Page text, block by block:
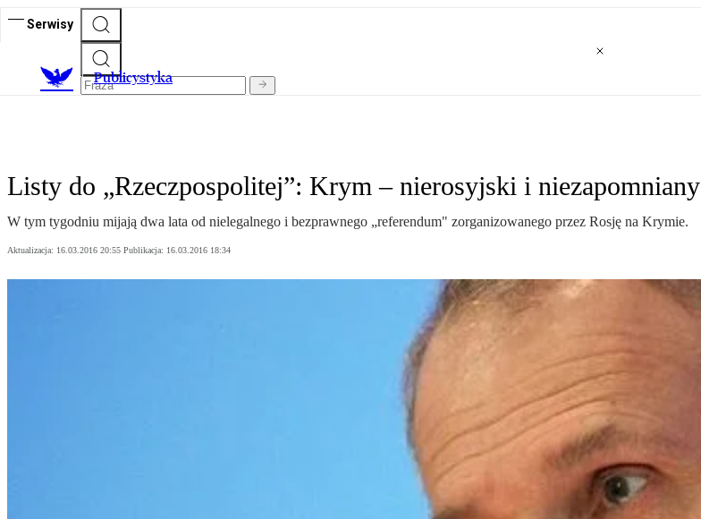
Serwisy
Publicystyka
Listy do „Rzeczpospolitej”: Krym – nierosyjski i niezapomniany
W tym tygodniu mijają dwa lata od nielegalnego i bezprawnego „referendum" zorganizowanego przez Rosję na Krymie.
Aktualizacja: 16.03.2016 20:55 Publikacja: 16.03.2016 18:34